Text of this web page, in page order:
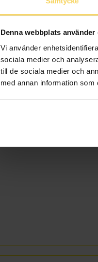
Denna webbplats använder
Vi använder
sociala medier och
till de sociala medier och
med annan information